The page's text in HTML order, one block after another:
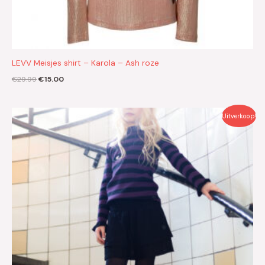
LEVV Meisjes shirt – Karola – Ash roze
€29.99€15.00
Uitverkoop!
Oorspronkelijke
was:
€39.99.
prijs
is:
€20.00.